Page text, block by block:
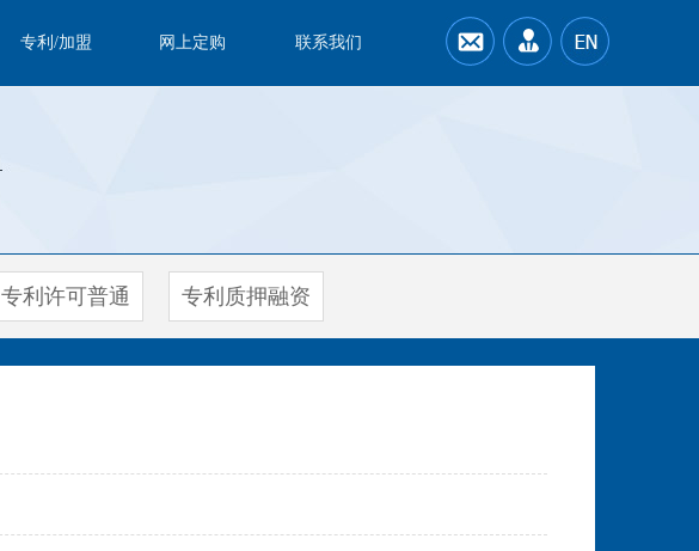
专利/加盟 网上定购 联系我们
专利许可普通 专利质押融资